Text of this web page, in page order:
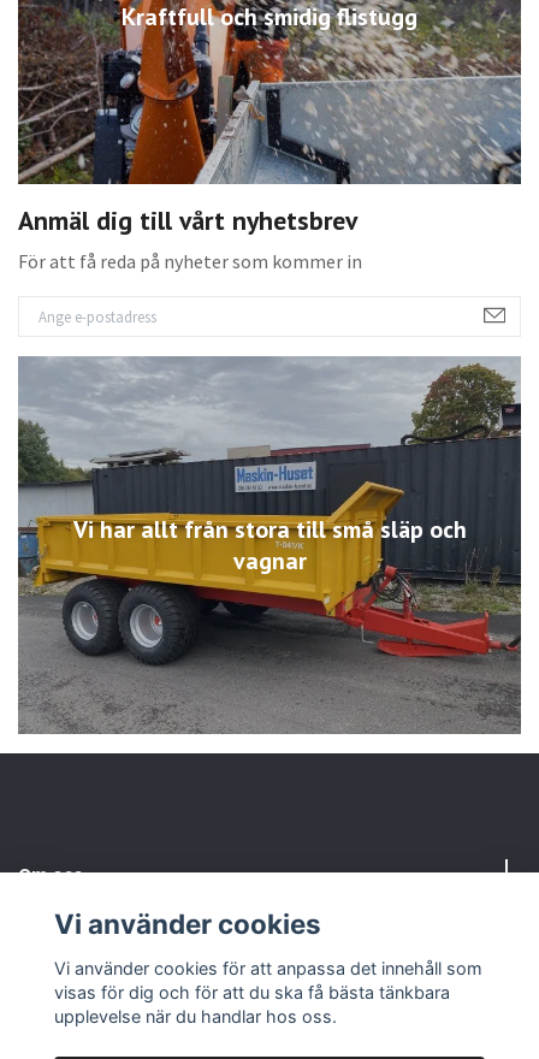
Kraftfull och smidig flistugg
Anmäl dig till vårt nyhetsbrev
För att få reda på nyheter som kommer in
Vi har allt från stora till små släp och
vagnar
Om oss
Kundtjänst
Sociala medier
Vi använder cookies
Vi använder cookies för att anpassa det innehåll som
visas för dig och för att du ska få bästa tänkbara
upplevelse när du handlar hos oss.